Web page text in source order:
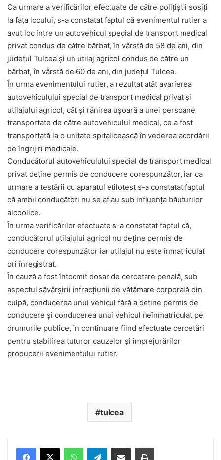
Ca urmare a verificărilor efectuate de către polițiștii sosiți
la fața locului, s-a constatat faptul că evenimentul rutier a
avut loc între un autovehicul special de transport medical
privat condus de către bărbat, în vârstă de 58 de ani, din
județul Tulcea și un utilaj agricol condus de către un
bărbat, în vârstă de 60 de ani, din județul Tulcea.
În urma evenimentului rutier, a rezultat atât avarierea
autovehiculului special de transport medical privat și
utilajului agricol, cât și rănirea ușoară a unei persoane
transportate de către autovehiculul medical, ce a fost
transportată la o unitate spitalicească în vederea acordării
de îngrijiri medicale.
Conducătorul autovehiculului special de transport medical
privat deține permis de conducere corespunzător, iar ca
urmare a testării cu aparatul etilotest s-a constatat faptul
că ambii conducători nu se aflau sub influența băuturilor
alcoolice.
În urma verificărilor efectuate s-a constatat faptul că,
conducătorul utilajului agricol nu deține permis de
conducere corespunzător iar utilajul nu este înmatriculat
ori înregistrat.
În cauză a fost întocmit dosar de cercetare penală, sub
aspectul săvârșirii infracțiunii de vătămare corporală din
culpă, conducerea unui vehicul fără a deține permis de
conducere și conducerea unui vehicul neînmatriculat pe
drumurile publice, în continuare fiind efectuate cercetări
pentru stabilirea tuturor cauzelor și împrejurărilor
producerii evenimentului rutier.
tulcea
Telegram